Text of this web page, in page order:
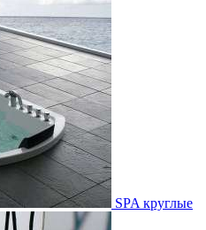
SPA круглые